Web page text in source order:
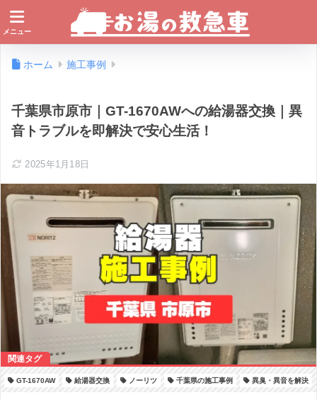
ホーム 施工事例
千葉県市原市｜GT-1670AWへの給湯器交換｜異
音トラブルを即解決で安心生活！
2025年1月18日
GT-1670AW 給湯器交換 ノーリツ 千葉県の施工事例 異臭・異音を解決